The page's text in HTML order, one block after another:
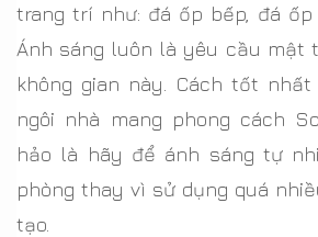
trang trí như: đá ốp bếp, đá ốp
Ánh sáng luôn là yêu cầu mật
không gian này. Cách tốt
ngôi nhà mang phong cách
hảo là hãy để ánh sáng tự
phòng thay vì sử dụng quá
tạo.